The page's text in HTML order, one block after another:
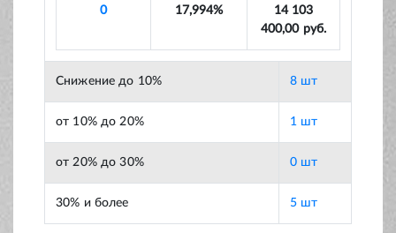
0
17,994%
14 103
400,00 руб.
Снижение до 10% 8 шт
от 10% до 20% 1 шт
от 20% до 30% 0 шт
30% и более 5 шт